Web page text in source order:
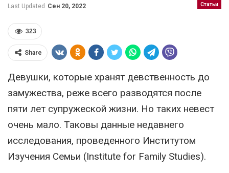
Статьи
Last Updated Сен 20, 2022
323
Share
Девушки, которые хранят девственность до
замужества, реже всего разводятся после
пяти лет супружеской жизни. Но таких невест
очень мало. Таковы данные недавнего
исследования, проведенного Институтом
Изучения Семьи (Institute for Family Studies).